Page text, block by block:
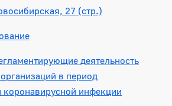
27 (стр.)
деятельность
в период
коронавирусной инфекции